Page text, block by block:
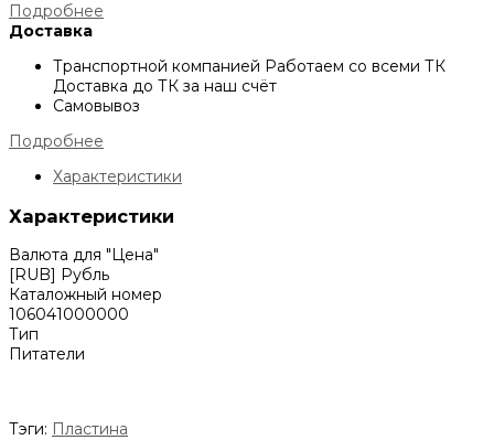
Подробнее
Доставка
Транспортной компанией Работаем со всеми ТК
Доставка до ТК за наш счёт
Самовывоз
Подробнее
Характеристики
Характеристики
Валюта для "Цена"
[RUB] Рубль
Каталожный номер
106041000000
Тип
Питатели
Тэги: Пластина